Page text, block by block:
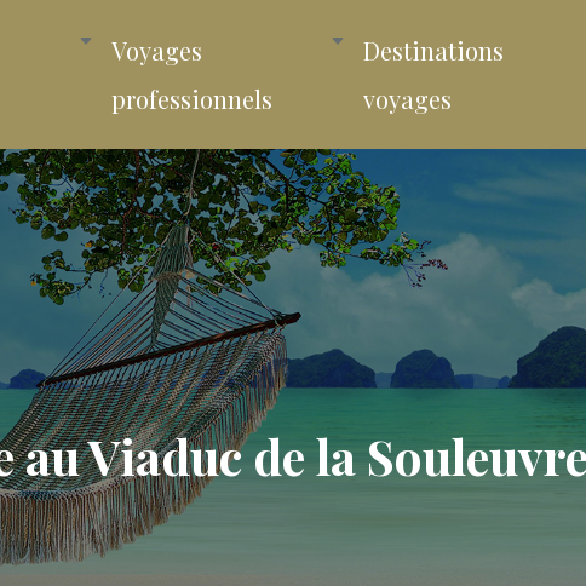
Voyages
professionnels
Destinations
voyages
Viaduc de la